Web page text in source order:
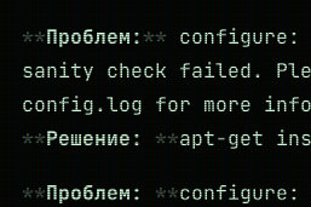
Проблем:
configure:
sanity check failed.
config.log for more
Решение:
apt-get
Проблем:
configure: